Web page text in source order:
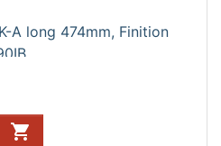
A long 474mm, Finition
A long 474mm, Finition
